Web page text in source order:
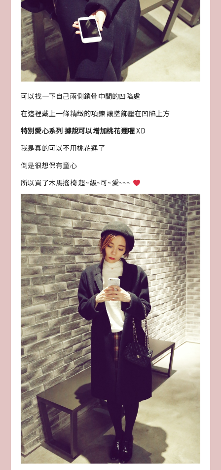
可以找一下自己兩側鎖骨中間的凹陷處
在這裡戴上一條精緻的項鍊 讓墜飾壓在凹陷上方
特別愛心系列 據說可以增加桃花運喔XD
我是真的可以不用桃花運了
倒是很想保有童心
所以買了木馬搖椅 超~級~可~愛~~~